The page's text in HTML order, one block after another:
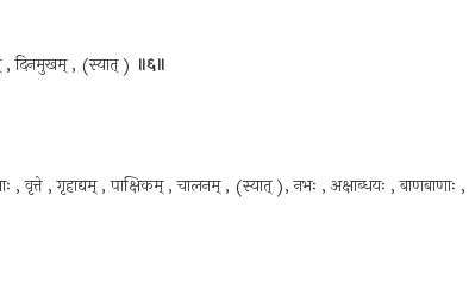
, दिनमुखम् , (स्यात् ) ॥६॥
, वृत्ते , गृहाद्यम् , पाक्षिकम् , चालनम् , (स्यात् ), नभः , अक्षाब्धयः , बाणबाणाः ,